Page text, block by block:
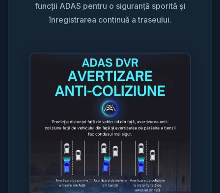
funcții ADAS pentru o siguranță sporită și
înregistrarea continuă a traseului.